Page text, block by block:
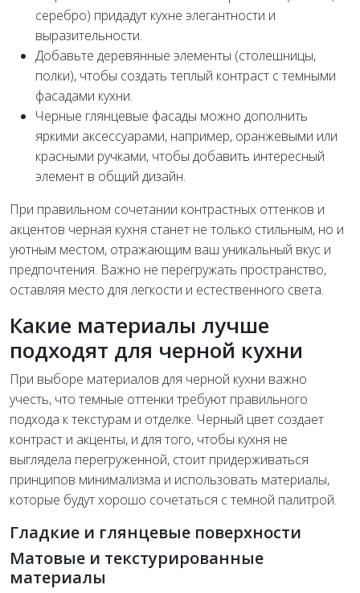
серебро) придадут кухне элегантности и
выразительности.
Добавьте деревянные элементы (столешницы,
полки), чтобы создать теплый контраст с темными
фасадами кухни.
Черные глянцевые фасады можно дополнить
яркими аксессуарами, например, оранжевыми или
красными ручками, чтобы добавить интересный
элемент в общий дизайн.
При правильном сочетании контрастных оттенков и
акцентов черная кухня станет не только стильным, но и
уютным местом, отражающим ваш уникальный вкус и
предпочтения. Важно не перегружать пространство,
оставляя место для легкости и естественного света.
Какие материалы лучше
подходят для черной кухни
При выборе материалов для черной кухни важно
учесть, что темные оттенки требуют правильного
подхода к текстурам и отделке. Черный цвет создает
контраст и акценты, и для того, чтобы кухня не
выглядела перегруженной, стоит придерживаться
принципов минимализма и использовать материалы,
которые будут хорошо сочетаться с темной палитрой.
Гладкие и глянцевые поверхности
Матовые и текстурированные
материалы